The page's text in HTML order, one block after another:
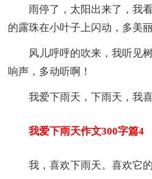
雨停了，太阳出来了，我看
的露珠在小叶子上闪动，多美
风儿呼呼的吹来，我听见树
响声，多动听啊！
我爱下雨天，下雨天，我喜
我爱下雨天作文300字篇4
我，喜欢下雨天。喜欢它的